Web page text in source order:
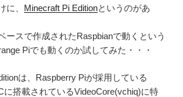
に、 Minecraft Pi Editionというのがあ
ースで作成されたRaspbianで動くという
Piでも動くのか試してみた・・・
は、Raspberry Piが採用している
に搭載されているVideoCore(vchiq)に特